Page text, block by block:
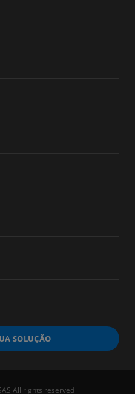
SOLUÇÃO
All rights reserved